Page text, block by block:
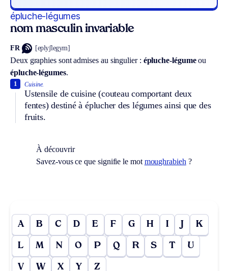
épluche-légumes
nom masculin invariable
FR [eplyʃlegym]
Deux graphies sont admises au singulier : épluche-légumeou
épluche-légumes.
Cuisine.
Ustensile de cuisine (couteau comportant deux
fentes) destiné à éplucher des légumes ainsi que des
fruits.
1
À découvrir
Savez-vous ce que signifie le mot moughrabieh ?
A B C D E F G H I J K
L M N O P Q R S T U
V W X Y Z